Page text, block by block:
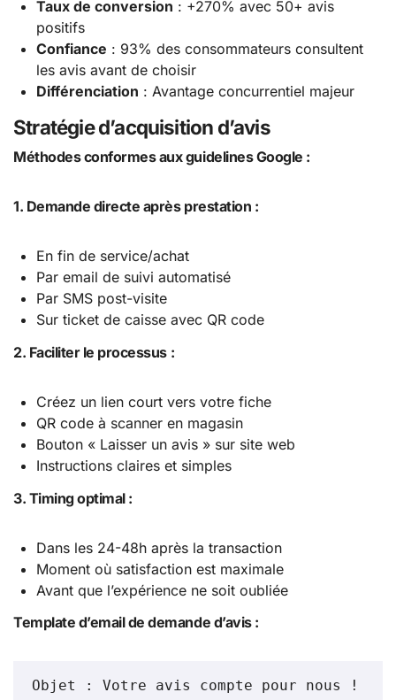
Taux de conversion : +270% avec 50+ avis
positifs
Confiance : 93% des consommateurs consultent
les avis avant de choisir
Différenciation : Avantage concurrentiel majeur
Stratégie d’acquisition d’avis
Méthodes conformes aux guidelines Google :
1. Demande directe après prestation :
En fin de service/achat
Par email de suivi automatisé
Par SMS post-visite
Sur ticket de caisse avec QR code
2. Faciliter le processus :
Créez un lien court vers votre fiche
QR code à scanner en magasin
Bouton « Laisser un avis » sur site web
Instructions claires et simples
3. Timing optimal :
Dans les 24-48h après la transaction
Moment où satisfaction est maximale
Avant que l’expérience ne soit oubliée
Template d’email de demande d’avis :
Objet : Votre avis compte pour nous !